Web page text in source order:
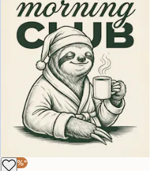
-40%*